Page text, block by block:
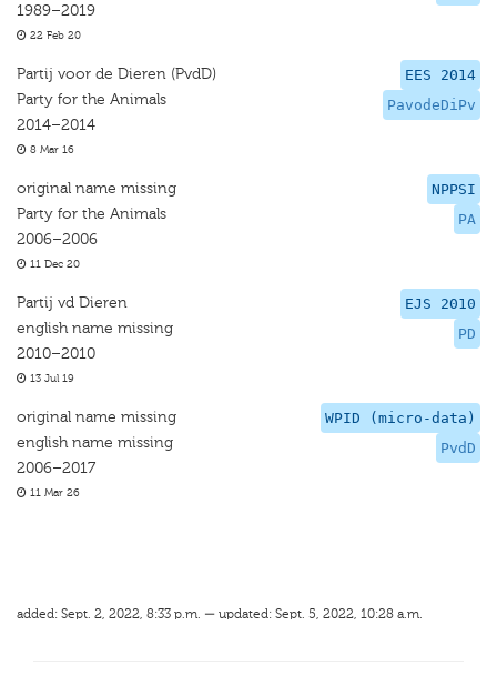
1989–2019
22 Feb 20
EES 2014
PavodeDiPv
Partij voor de Dieren (PvdD)
Party for the Animals
2014–2014
8 Mar 16
NPPSI
PA
original name missing
Party for the Animals
2006–2006
11 Dec 20
EJS 2010
PD
Partij vd Dieren
english name missing
2010–2010
13 Jul 19
WPID (micro-data)
PvdD
original name missing
english name missing
2006–2017
11 Mar 26
added: Sept. 2, 2022, 8:33 p.m. — updated: Sept. 5, 2022, 10:28 a.m.